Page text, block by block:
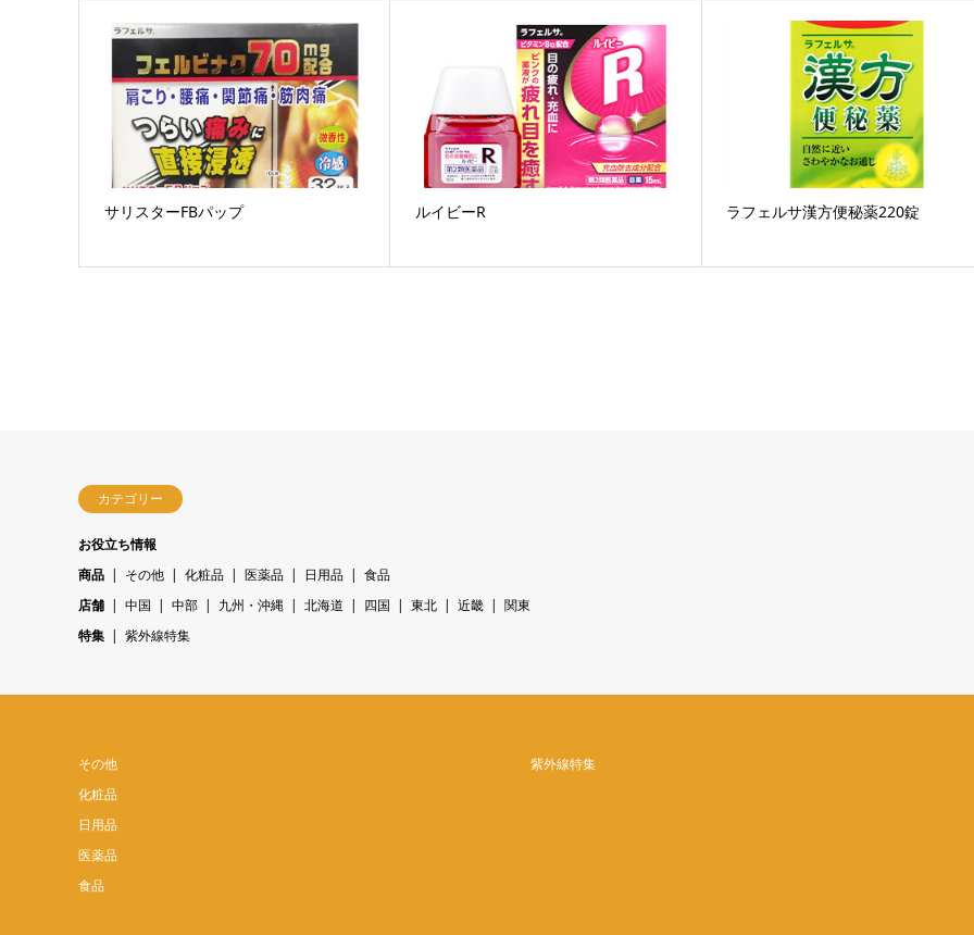
サリスターFBパップ ルイビーR ラフェルサ漢方便秘薬220錠
カテゴリー
お役立ち情報
商品
その他 化粧品 医薬品 日用品
食品
店舗
中国 中部 九州・沖縄 北海道 四国 東北 近畿
関東
特集
紫外線特集
その他
化粧品
日用品
医薬品
食品
紫外線特集